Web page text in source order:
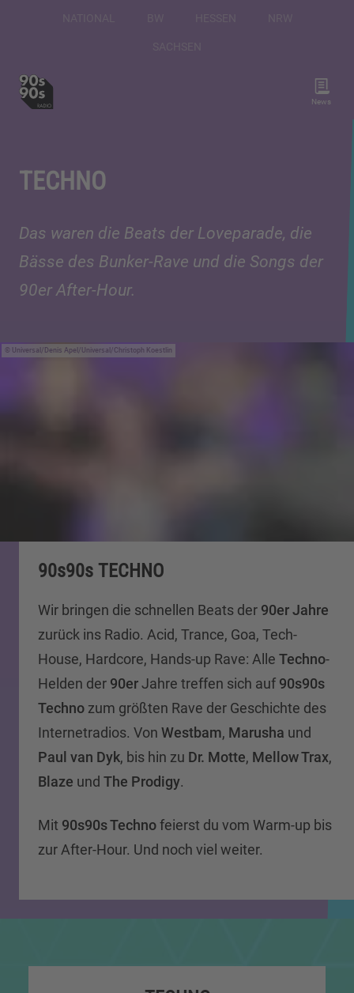
News
TECHNO
Das waren die Beats der Loveparade, die
Bässe des Bunker-Rave und die Songs der
90er After-Hour.
Universal/Denis Apel/Universal/Christoph Koestlin
90s90s TECHNO
Wir bringen die schnellen Beats der 90er Jahre
zurück ins Radio. Acid, Trance, Goa, Tech-
House, Hardcore, Hands-up Rave: Alle Techno-
Helden der 90erJahre treffen sich auf 90s90s
Techno zum größten Rave der Geschichte des
Internetradios. Von Westbam, Marusha und
Paul van Dyk, bis hin zu Dr. Motte, Mellow Trax,
Blaze und The Prodigy.
Mit 90s90s Technofeierst du vom Warm-up bis
zur After-Hour. Und noch viel weiter.